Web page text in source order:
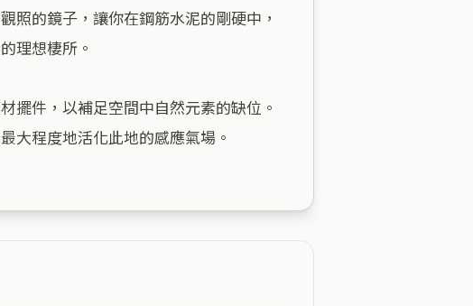
照的鏡子，讓你在鋼筋水泥的剛硬中，
理想棲所。
擺件，以補足空間中自然元素的缺位。
大程度地活化此地的感應氣場。